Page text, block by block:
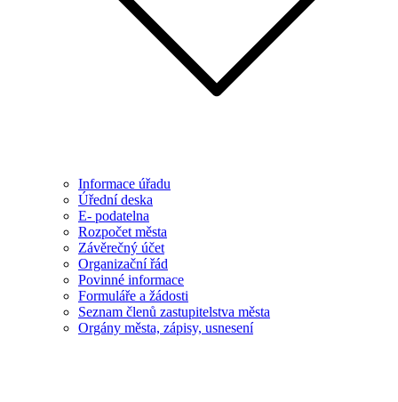
Informace úřadu
Úřední deska
E- podatelna
Rozpočet města
Závěrečný účet
Organizační řád
Povinné informace
Formuláře a žádosti
Seznam členů zastupitelstva města
Orgány města, zápisy, usnesení